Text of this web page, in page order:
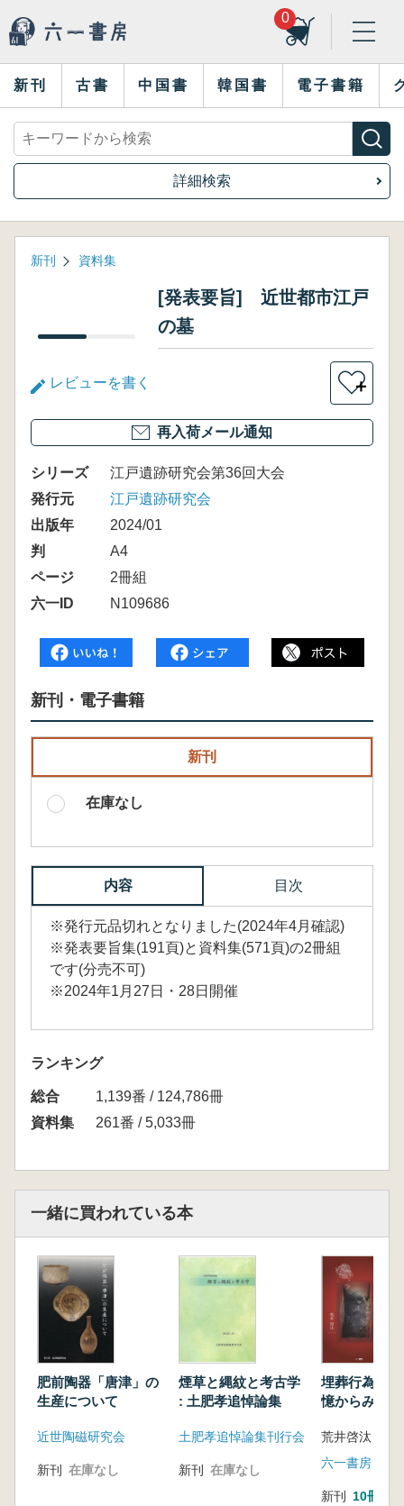
0
新刊 古書 中国書 韓国書 電子書籍
詳細検索
新刊 資料集
[発表要旨] 近世都市江戸
の墓
レビューを書く ＋
再入荷メール通知
シリーズ
江戸遺跡研究会第36回大会
発行元
江戸遺跡研究会
出版年
2024/01
判
A4
ページ
2冊組
六一ID
N109686
新刊・電子書籍
新刊
在庫なし
内容 目次
※発行元品切れとなりました(2024年4月確認)
※発表要旨集(191頁)と資料集(571頁)の2冊組
です(分売不可)
※2024年1月27日・28日開催
ランキング
総合
1,139番 / 124,786冊
資料集
261番 / 5,033冊
一緒に買われている本
肥前陶器「唐津」の
生産について
近世陶磁研究会
新刊 在庫なし
煙草と縄紋と考古学
: 土肥孝追悼論集
土肥孝追悼論集刊行会
新刊 在庫なし
埋葬行為と
憶からみた
荒井啓汰 著
六一書房
新刊 10冊以上